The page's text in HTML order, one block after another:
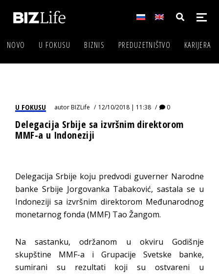
NOVO U FOKUSU BIZNIS PREDUZETNIŠTVO KARIJERA
U FOKUSU autorBIZLife 12/10/2018 | 11:38 0
Delegacija Srbije sa izvršnim direktorom
MMF-a u Indoneziji
Delegacija Srbije koju predvodi guverner Narodne
banke Srbije Jorgovanka Tabaković, sastala se u
Indoneziji sa izvršnim direktorom Međunarodnog
monetarnog fonda (MMF) Tao Žangom.
Na sastanku, održanom u okviru Godišnje
skupštine MMF-a i Grupacije Svetske banke,
sumirani su rezultati koji su ostvareni u